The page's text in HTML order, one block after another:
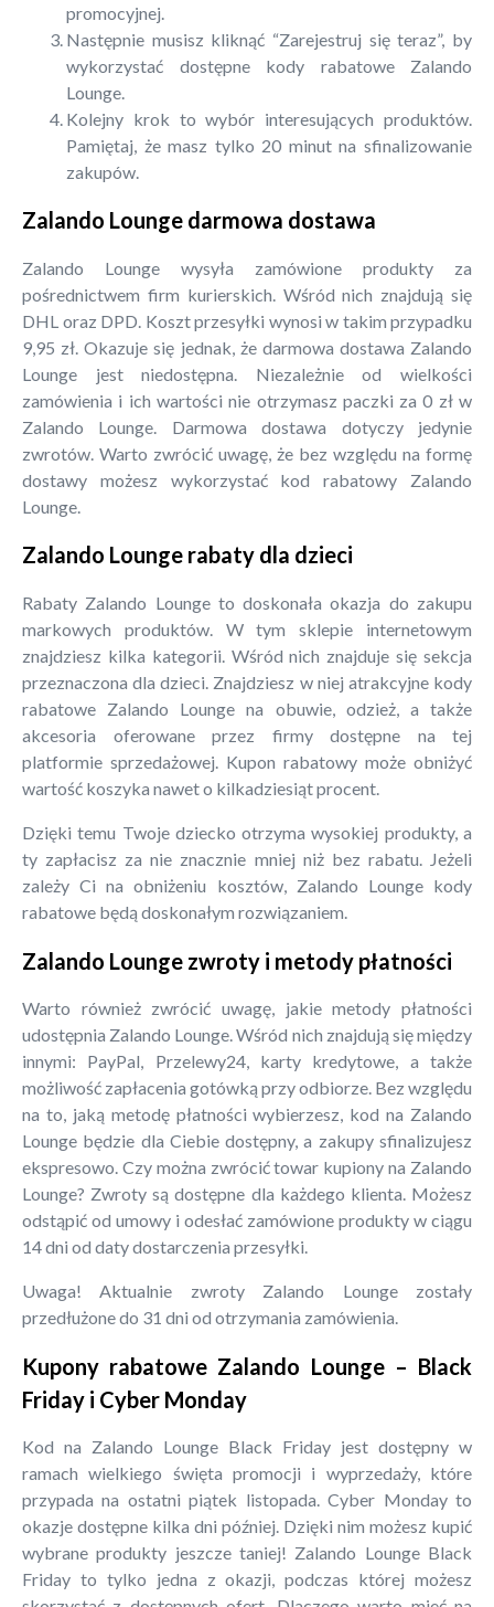
promocyjnej.
Następnie musisz kliknąć “Zarejestruj się teraz”, by
wykorzystać dostępne kody rabatowe Zalando
Lounge.
Kolejny krok to wybór interesujących produktów.
Pamiętaj, że masz tylko 20 minut na sfinalizowanie
zakupów.
Zalando Lounge darmowa dostawa
Zalando Lounge wysyła zamówione produkty za
pośrednictwem firm kurierskich. Wśród nich znajdują się
DHL oraz DPD. Koszt przesyłki wynosi w takim przypadku
9,95 zł. Okazuje się jednak, że darmowa dostawa Zalando
Lounge jest niedostępna. Niezależnie od wielkości
zamówienia i ich wartości nie otrzymasz paczki za 0 zł w
Zalando Lounge. Darmowa dostawa dotyczy jedynie
zwrotów. Warto zwrócić uwagę, że bez względu na formę
dostawy możesz wykorzystać kod rabatowy Zalando
Lounge.
Zalando Lounge rabaty dla dzieci
Rabaty Zalando Lounge to doskonała okazja do zakupu
markowych produktów. W tym sklepie internetowym
znajdziesz kilka kategorii. Wśród nich znajduje się sekcja
przeznaczona dla dzieci. Znajdziesz w niej atrakcyjne kody
rabatowe Zalando Lounge na obuwie, odzież, a także
akcesoria oferowane przez firmy dostępne na tej
platformie sprzedażowej. Kupon rabatowy może obniżyć
wartość koszyka nawet o kilkadziesiąt procent.
Dzięki temu Twoje dziecko otrzyma wysokiej produkty, a
ty zapłacisz za nie znacznie mniej niż bez rabatu. Jeżeli
zależy Ci na obniżeniu kosztów, Zalando Lounge kody
rabatowe będą doskonałym rozwiązaniem.
Zalando Lounge zwroty i metody płatności
Warto również zwrócić uwagę, jakie metody płatności
udostępnia Zalando Lounge. Wśród nich znajdują się między
innymi: PayPal, Przelewy24, karty kredytowe, a także
możliwość zapłacenia gotówką przy odbiorze. Bez względu
na to, jaką metodę płatności wybierzesz, kod na Zalando
Lounge będzie dla Ciebie dostępny, a zakupy sfinalizujesz
ekspresowo. Czy można zwrócić towar kupiony na Zalando
Lounge? Zwroty są dostępne dla każdego klienta. Możesz
odstąpić od umowy i odesłać zamówione produkty w ciągu
14 dni od daty dostarczenia przesyłki.
Uwaga! Aktualnie zwroty Zalando Lounge zostały
przedłużone do 31 dni od otrzymania zamówienia.
Kupony rabatowe Zalando Lounge – Black
Friday i Cyber Monday
Kod na Zalando Lounge Black Friday jest dostępny w
ramach wielkiego święta promocji i wyprzedaży, które
przypada na ostatni piątek listopada. Cyber Monday to
okazje dostępne kilka dni później. Dzięki nim możesz kupić
wybrane produkty jeszcze taniej! Zalando Lounge Black
Friday to tylko jedna z okazji, podczas której możesz